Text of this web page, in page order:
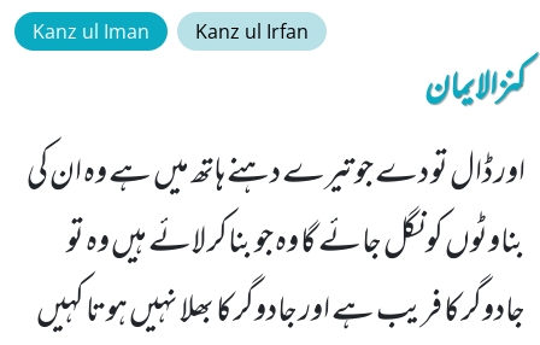
Kanz ul Iman Kanz ul Irfan
کنزالایمان
اور ڈال تو دے جو تیرے دہنے ہاتھ میں ہے وہ ان کی
بناوٹوں کو نگل جائے گا وہ جو بناکر لائے ہیں وہ تو
جادوگر کا فریب ہے اور جادوگر کا بھلا نہیں ہوتا کہیں